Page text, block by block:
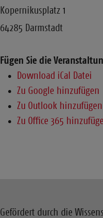
Kopernikusplatz 1
64285 Darmstadt
Fügen Sie die
Download iCal Datei
Zu Google hinzufügen
Zu Outlook hinzufügen
Zu Office 365
Gefördert durch die